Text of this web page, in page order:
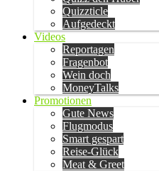
Quizzticle
Aufgedeckt
Videos
Reportagen
Fragenbot
Wein doch
MoneyTalks
Promotionen
Gute News
Flugmodus
Smart gespart
Reise-Glück
Meat & Greet